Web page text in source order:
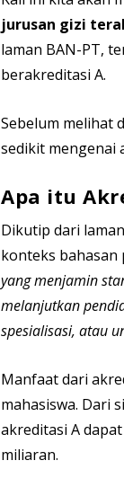
jurusan gizi
laman BAN-PT,
berakreditasi A.
Sebelum melihat
sedikit mengenai
Apa itu
Dikutip dari
konteks bahasan
yang menjamin
melanjutkan
spesialisasi, atau
Manfaat dari
mahasiswa. Dari
akreditasi A
miliaran.